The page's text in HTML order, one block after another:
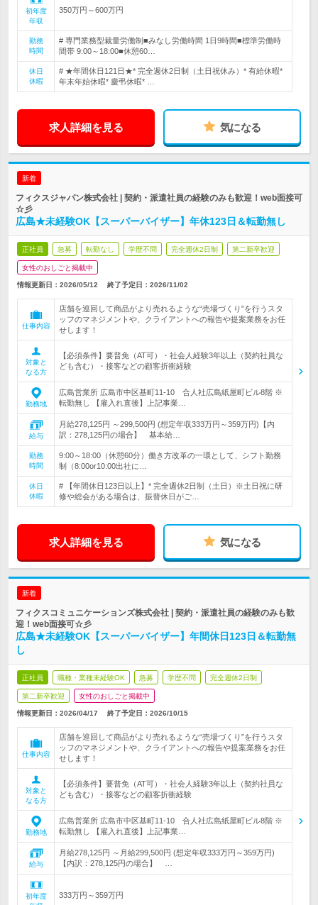
初年度
年収
350万円～600万円
勤務
時間
# 専門業務型裁量労働制■みなし労働時間 1日9時間■標準労働時
間帯 9:00～18:00■休憩60…
休日
休暇
# ★年間休日121日★* 完全週休2日制（土日祝休み）* 有給休暇*
年末年始休暇* 慶弔休暇* …
求人詳細を見る 気になる
新着
フィクスジャパン株式会社 | 契約・派遣社員の経験のみも歓迎！web面接可
☆彡
広島★未経験OK【スーパーバイザー】年休123日＆転勤無し
正社員 急募 転勤なし 学歴不問 完全週休2日制 第二新卒歓迎
女性のおしごと掲載中
情報更新日：2026/05/12 終了予定日： 2026/11/02
仕事内容
店舗を巡回して商品がより売れるような“売場づくり”を行うスタ
ッフのマネジメントや、クライアントへの報告や提案業務をお任
せします！
対象と
なる方
【必須条件】要普免（AT可）・社会人経験3年以上（契約社員な
ども含む）・接客などの顧客折衝経験
勤務地
広島営業所 広島市中区基町11-10 合人社広島紙屋町ビル8階 ※
転勤無し 【雇入れ直後】上記事業…
給与
月給278,125円 ～299,500円 (想定年収333万円～359万円)【内
訳：278,125円の場合】 基本給…
勤務
時間
9:00～18:00（休憩60分）働き方改革の一環として、シフト勤務
制（8:00or10:00出社に…
休日
休暇
# 【年間休日123日以上】* 完全週休2日制（土日）※土日祝に研
修や総会がある場合は、振替休日がご…
求人詳細を見る 気になる
新着
フィクスコミュニケーションズ株式会社 | 契約・派遣社員の経験のみも歓
迎！web面接可☆彡
広島★未経験OK【スーパーバイザー】年間休日123日＆転勤無
し
正社員 職種・業種未経験OK 急募 学歴不問 完全週休2日制
第二新卒歓迎 女性のおしごと掲載中
情報更新日：2026/04/17 終了予定日： 2026/10/15
仕事内容
店舗を巡回して商品がより売れるような“売場づくり”を行うスタ
ッフのマネジメントや、クライアントへの報告や提案業務をお任
せします！
対象と
なる方
【必須条件】要普免（AT可）・社会人経験3年以上（契約社員な
ども含む）・接客などの顧客折衝経験
勤務地
広島営業所 広島市中区基町11-10 合人社広島紙屋町ビル8階 ※
転勤無し 【雇入れ直後】上記事業…
給与
月給278,125円 ～月給299,500円 (想定年収333万円～359万円)
【内訳：278,125円の場合】 …
初年度
333万円～359万円